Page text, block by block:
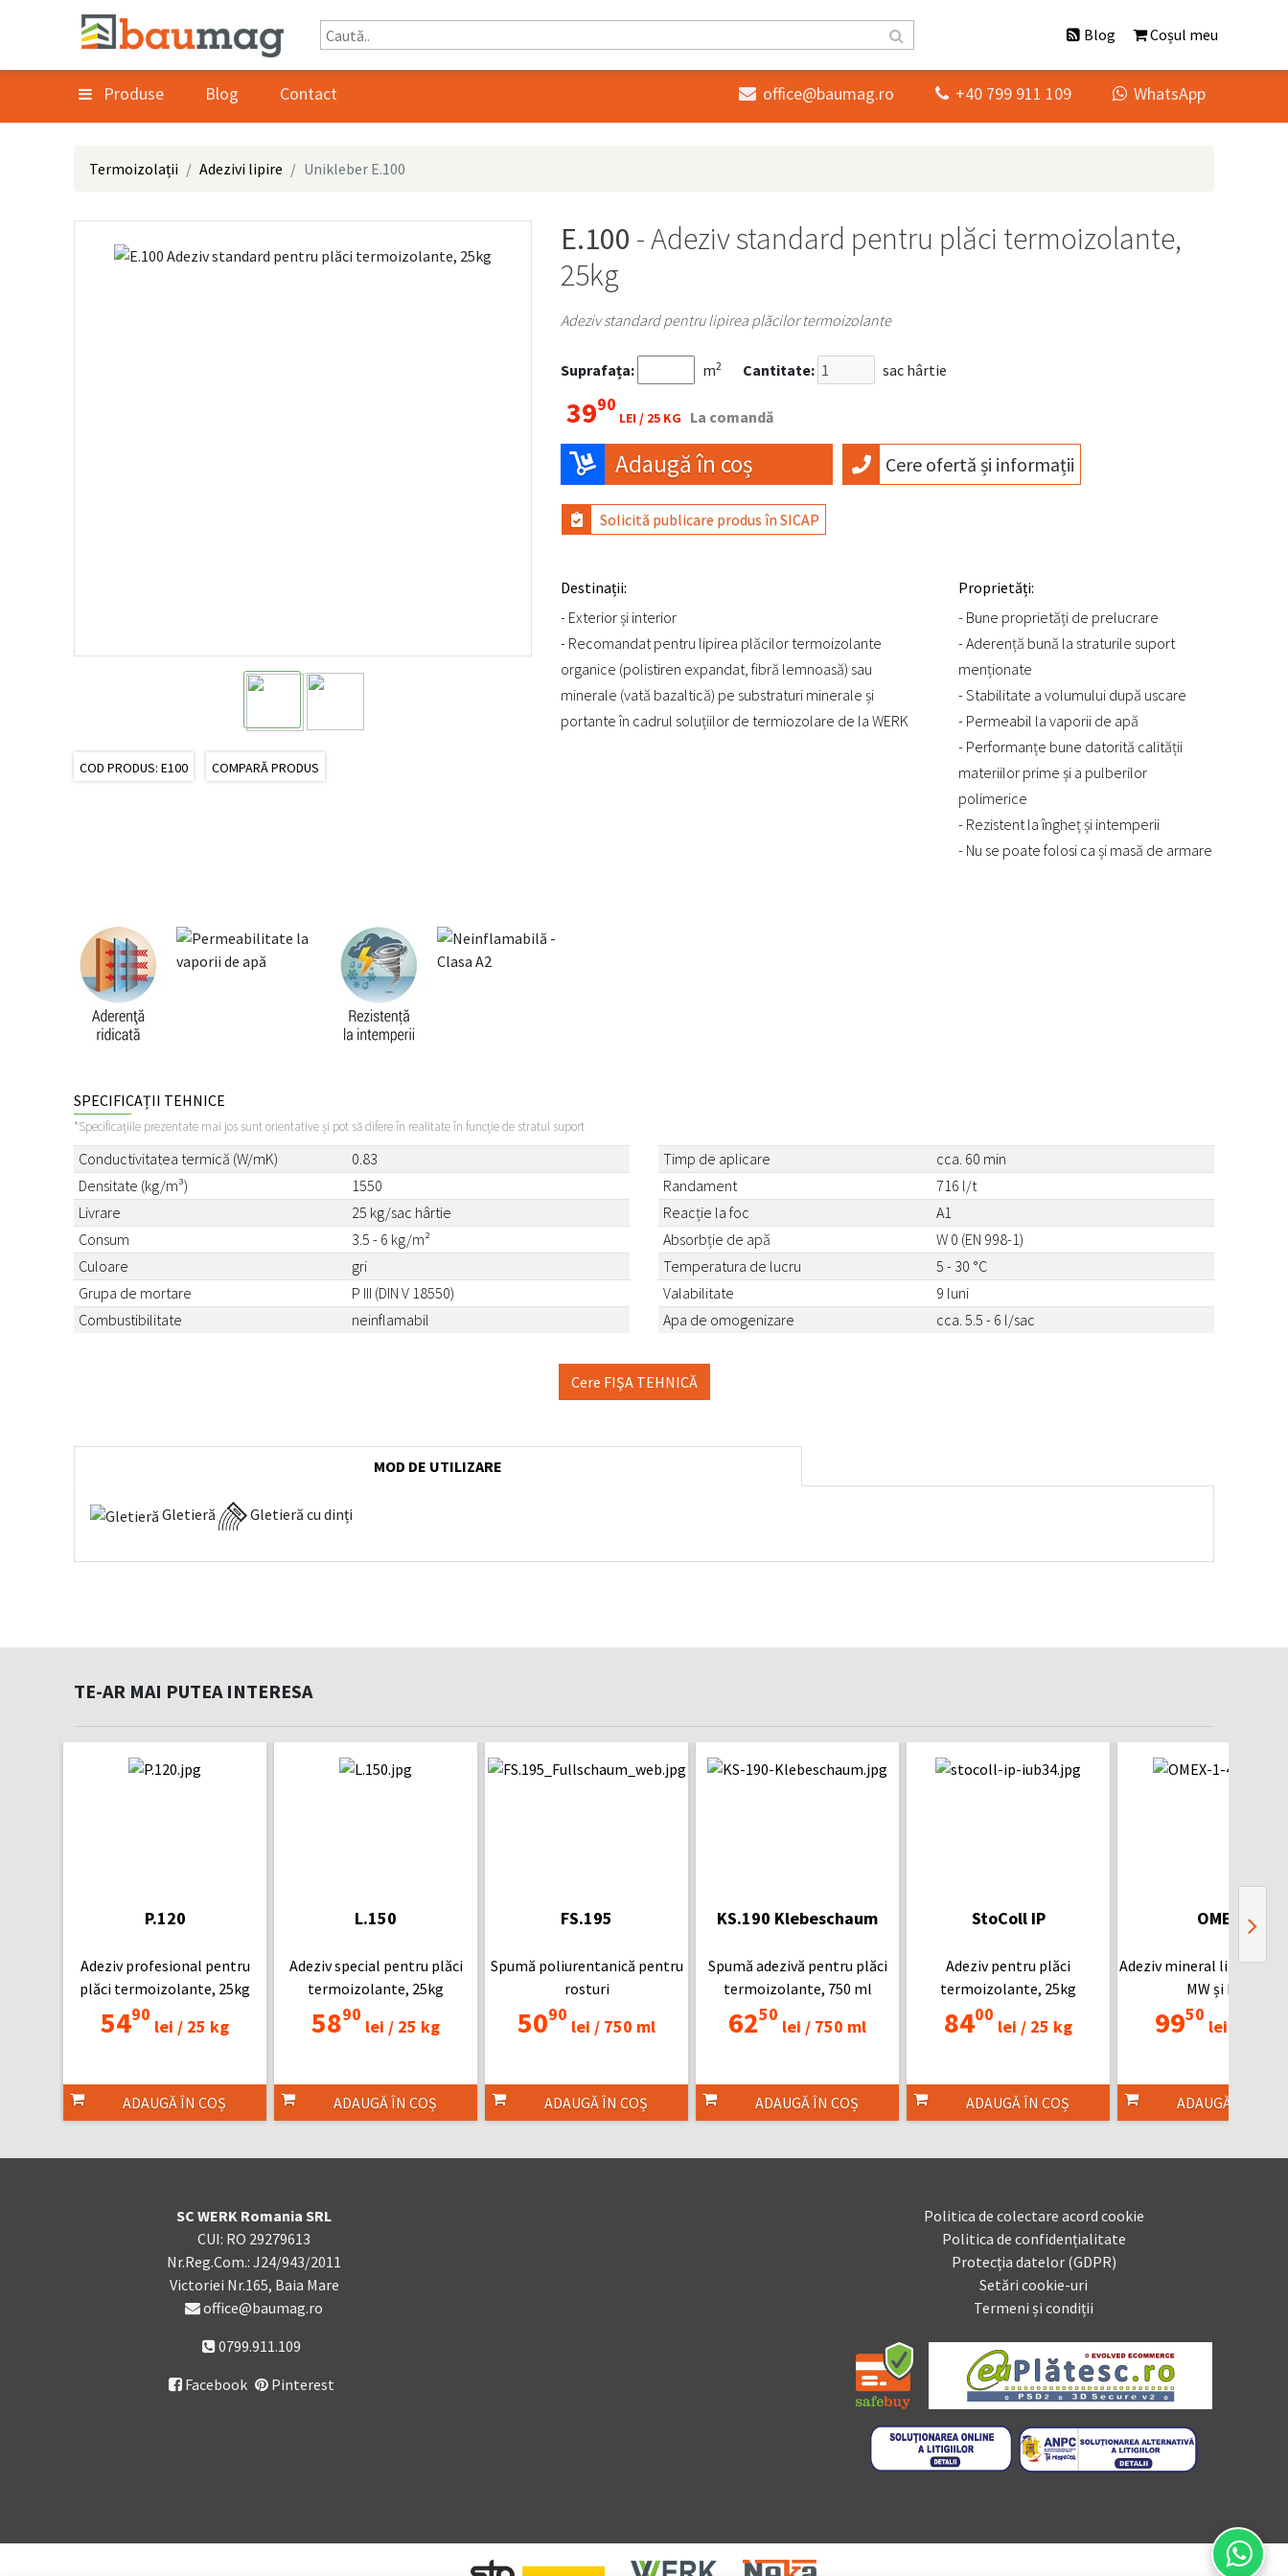
Blog Coșul meu
Produse Blog Contact  office@baumag.ro  +40 799 911 109  WhatsApp
Termoizolații Adezivi lipire Unikleber E.100
COD PRODUS: E100 COMPARĂ PRODUS
E.100 - Adeziv standard pentru plăci termoizolante,
25kg
Adeziv standard pentru lipirea plăcilor termoizolante
Suprafața: m2 Cantitate: sac hârtie
3990
LEI / 25 KG La comandă
Adaugă în coș Cere ofertă și informații
Solicită publicare produs în SICAP
Destinații:
- Exterior și interior
- Recomandat pentru lipirea plăcilor termoizolante
organice (polistiren expandat, fibră lemnoasă) sau
minerale (vată bazaltică) pe substraturi minerale și
portante în cadrul soluțiilor de termiozolare de la WERK
Proprietăți:
- Bune proprietăți de prelucrare
- Aderență bună la straturile suport
menționate
- Stabilitate a volumului după uscare
- Permeabil la vaporii de apă
- Performanțe bune datorită calității
materiilor prime și a pulberilor
polimerice
- Rezistent la îngheț și intemperii
- Nu se poate folosi ca și masă de armare
SPECIFICAȚII TEHNICE
*Specificațiile prezentate mai jos sunt orientative și pot să difere în realitate în funcție de stratul suport
Conductivitatea termică (W/mK)
0.83
Densitate (kg/m³)
1550
Livrare
25 kg/sac hârtie
Consum
3.5 - 6 kg/m²
Culoare
gri
Grupa de mortare
P III (DIN V 18550)
Combustibilitate
neinflamabil
Timp de aplicare
cca. 60 min
Randament
716 l/t
Reacție la foc
A1
Absorbție de apă
W 0 (EN 998-1)
Temperatura de lucru
5 - 30 °C
Valabilitate
9 luni
Apa de omogenizare
cca. 5.5 - 6 l/sac
Cere FIŞA TEHNICĂ
MOD DE UTILIZARE
Gletieră Gletieră cu dinți
TE-AR MAI PUTEA INTERESA
P.120
Adeziv profesional pentru
plăci termoizolante, 25kg
5490
lei / 25 kg
ADAUGĂ ÎN COȘ
L.150
Adeziv special pentru plăci
termoizolante, 25kg
5890
lei / 25 kg
ADAUGĂ ÎN COȘ
FS.195
Spumă poliurentanică pentru
rosturi
5090
lei / 750 ml
ADAUGĂ ÎN COȘ
KS.190 Klebeschaum
Spumă adezivă pentru plăci
termoizolante, 750 ml
6250
lei / 750 ml
ADAUGĂ ÎN COȘ
StoColl IP
Adeziv pentru plăci
termoizolante, 25kg
8400
lei / 25 kg
ADAUGĂ ÎN COȘ
OMEX
Adeziv mineral lipire OSB,
MW și EPS
9950
lei /
ADAUGĂ ÎN COȘ
SC WERK Romania SRL
CUI: RO 29279613
Nr.Reg.Com.: J24/943/2011
Victoriei Nr.165, Baia Mare
office@baumag.ro
0799.911.109
 Facebook Pinterest
Politica de colectare acord cookie
Politica de confidențialitate
Protecția datelor (GDPR)
Setări cookie-uri
Termeni și condiții